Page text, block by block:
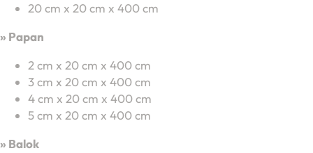
20 cm x 20 cm x 400 cm
» Papan
2 cm x 20 cm x 400 cm
3 cm x 20 cm x 400 cm
4 cm x 20 cm x 400 cm
5 cm x 20 cm x 400 cm
» Balok